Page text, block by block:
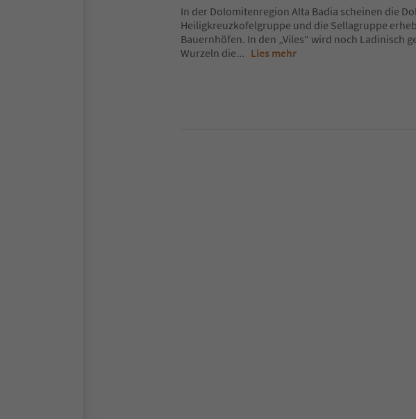
In der Dolomitenregion Alta Badia scheinen die
Heiligkreuzkofelgruppe und die Sellagruppe
Bauernhöfen. In den „Viles“ wird noch Ladinisch
Wurzeln die... Lies mehr